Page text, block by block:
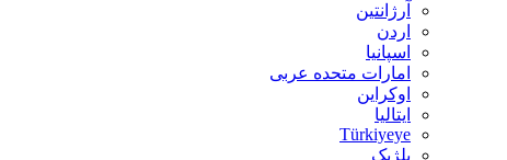
آرژانتین
اردن
اسپانیا
امارات متحده عربی
اوکراین
ایتالیا
Türkiyeye
بلژیک